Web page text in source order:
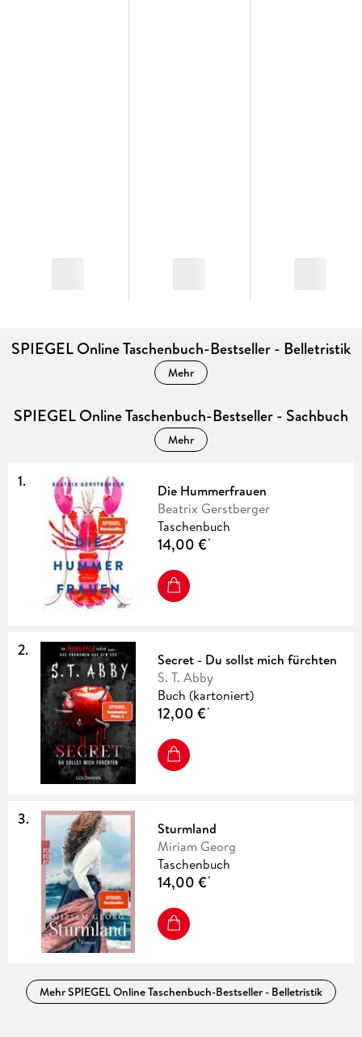
SPIEGEL Online Taschenbuch-Bestseller - Belletristik
Mehr
SPIEGEL Online Taschenbuch-Bestseller - Sachbuch
Mehr
1.
Die Hummerfrauen
Beatrix Gerstberger
Taschenbuch
14,00 €*
2.
Secret - Du sollst mich fürchten
S. T. Abby
Buch (kartoniert)
12,00 €*
3.
Sturmland
Miriam Georg
Taschenbuch
14,00 €*
MehrSPIEGEL Online Taschenbuch-Bestseller - Belletristik